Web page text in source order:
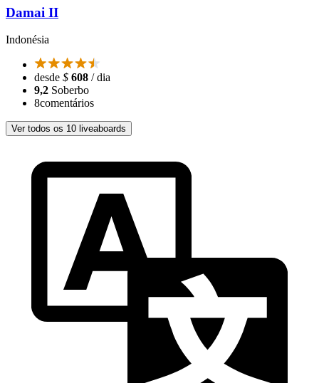
Damai II
Indonésia
desde $ 608 / dia
9,2 Soberbo
8comentários
Ver todos os 10 liveaboards